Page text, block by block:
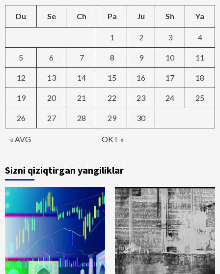
Du Se Ch Pa Ju Sh Ya
« AVG OKT »
1 2 3 4
5 6 7 8 9 10 11
12 13 14 15 16 17 18
19 20 21 22 23 24 25
26 27 28 29 30
Sizni qiziqtirgan yangiliklar